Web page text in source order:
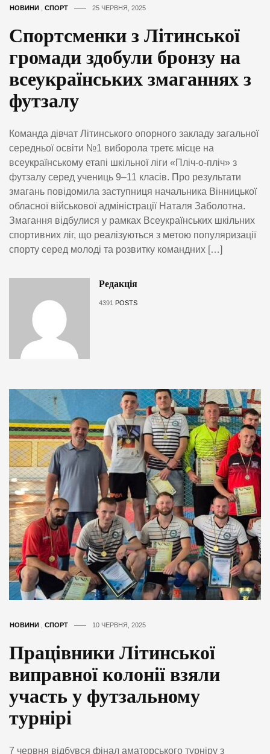
НОВИНИ , СПОРТ 25 ЧЕРВНЯ, 2025
Спортсменки з Літинської
громади здобули бронзу на
всеукраїнських змаганнях з
футзалу
Команда дівчат Літинського опорного закладу загальної
середньої освіти №1 виборола третє місце на
всеукраїнському етапі шкільної ліги «Пліч-о-пліч» з
футзалу серед учениць 9–11 класів. Про результати
змагань повідомила заступниця начальника Вінницької
обласної військової адміністрації Наталя Заболотна.
Змагання відбулися у рамках Всеукраїнських шкільних
спортивних ліг, що реалізуються з метою популяризації
спорту серед молоді та розвитку командних […]
Редакція
4391 POSTS
НОВИНИ СПОРТ 10 ЧЕРВНЯ, 2025
Працівники Літинської
виправної колонії взяли
участь у футзальному
турнірі
7 червня відбувся фінал аматорського турніру з